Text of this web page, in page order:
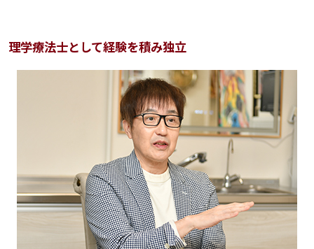
理学療法士として経験を積み独立